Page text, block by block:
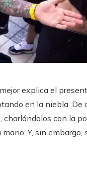
explica el
en la niebla. De
con la
Y, sin embargo,